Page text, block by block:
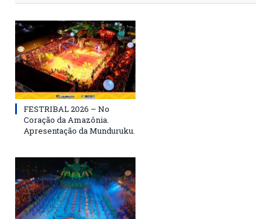
FESTRIBAL 2026 – No
Coração da Amazônia.
Apresentação da Munduruku.